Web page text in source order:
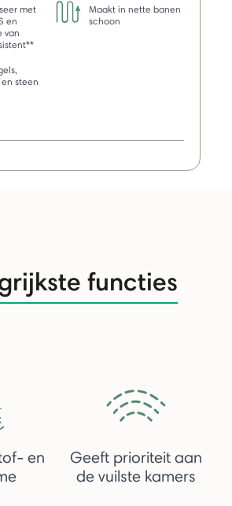
met
en
van
Maakt in nette banen
schoon
steen
functies
en
Geeft prioriteit aan
de vuilste kamers